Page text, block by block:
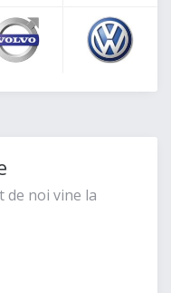
de noi vine la